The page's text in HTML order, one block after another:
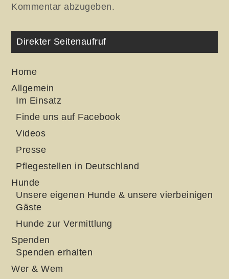
Kommentar abzugeben.
Direkter Seitenaufruf
Home
Allgemein
Im Einsatz
Finde uns auf Facebook
Videos
Presse
Pflegestellen in Deutschland
Hunde
Unsere eigenen Hunde & unsere vierbeinigen
Gäste
Hunde zur Vermittlung
Spenden
Spenden erhalten
Wer & Wem